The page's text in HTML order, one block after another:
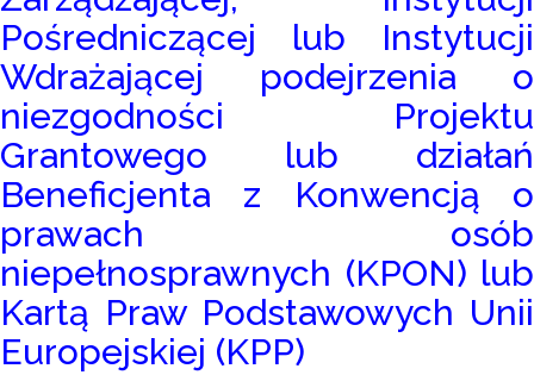
Pośredniczącej lub Instytucji
Wdrażającej podejrzenia o
niezgodności Projektu
Grantowego lub działań
Beneficjenta z Konwencją o
prawach osób
niepełnosprawnych (KPON) lub
Kartą Praw Podstawowych Unii
Europejskiej (KPP)